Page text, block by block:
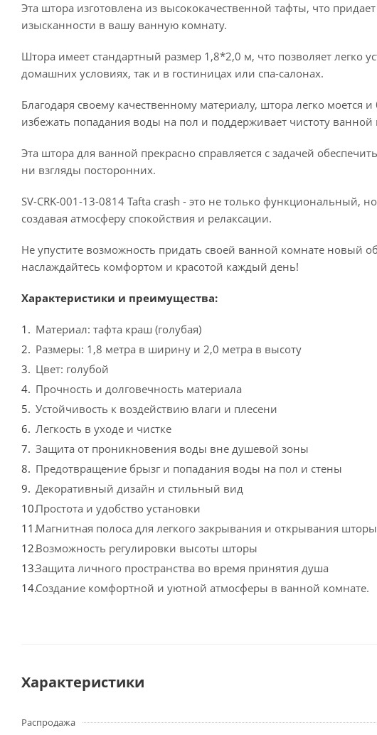
Эта штора изготовлена из высококачественной тафты, что
изысканности в вашу ванную комнату.
Штора имеет стандартный размер 1,8*2,0 м, что позволяет
домашних условиях, так и в гостиницах или спа-салонах.
Благодаря своему качественному материалу, штора легко
избежать попадания воды на пол и поддерживает чистоту
Эта штора для ванной прекрасно справляется с задачей
ни взгляды посторонних.
SV-CRK-001-13-0814 Tafta crash - это не только функциональный,
создавая атмосферу спокойствия и релаксации.
Не упустите возможность придать своей ванной комнате новый
наслаждайтесь комфортом и красотой каждый день!
Характеристики и преимущества:
Материал: тафта краш (голубая)
Размеры: 1,8 метра в ширину и 2,0 метра в высоту
Цвет: голубой
Прочность и долговечность материала
Устойчивость к воздействию влаги и плесени
Легкость в уходе и чистке
Защита от проникновения воды вне душевой зоны
Предотвращение брызг и попадания воды на пол и стены
Декоративный дизайн и стильный вид
Простота и удобство установки
Магнитная полоса для легкого закрывания и открывания шторы
Возможность регулировки высоты шторы
Защита личного пространства во время принятия душа
Создание комфортной и уютной атмосферы в ванной комнате.
Характеристики
Распродажа